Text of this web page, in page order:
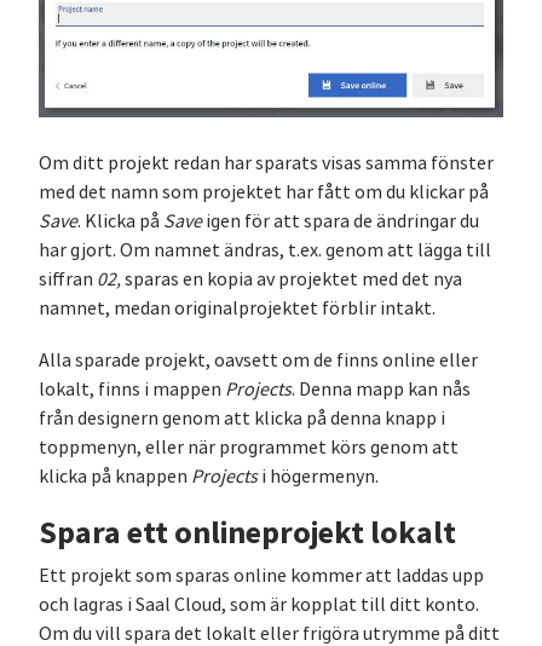
Om ditt projekt redan har sparats visas samma fönster
med det namn som projektet har fått om du klickar på
Save. Klicka på Saveigen för att spara de ändringar du
har gjort. Om namnet ändras, t.ex. genom att lägga till
siffran 02,sparas en kopia av projektet med det nya
namnet, medan originalprojektet förblir intakt.
Alla sparade projekt, oavsett om de finns online eller
lokalt, finns i mappen Projects. Denna mapp kan nås
från designern genom att klicka på denna knapp i
toppmenyn, eller när programmet körs genom att
klicka på knappen Projectsi högermenyn.
Spara ett onlineprojekt lokalt
Ett projekt som sparas online kommer att laddas upp
och lagras i Saal Cloud, som är kopplat till ditt konto.
Om du vill spara det lokalt eller frigöra utrymme på ditt